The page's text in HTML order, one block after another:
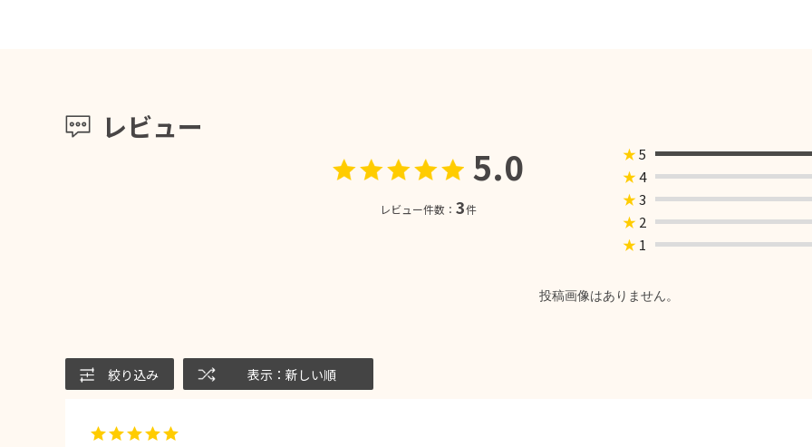
レビュー
5.0
レビュー件数： 3件
★5
★4
★3
★ 2
★ 1
投稿画像はありません。
絞り込み 表示：新しい順